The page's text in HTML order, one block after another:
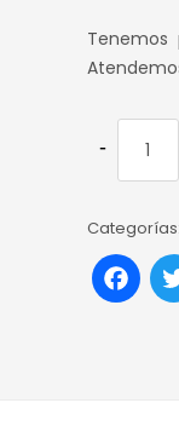
Categorías: